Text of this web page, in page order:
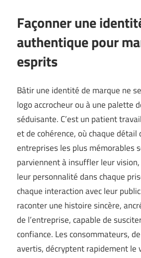
Façonner une
authentique pour
esprits
Bâtir une identité de marque ne
logo accrocheur ou à une palette
séduisante. C’est un patient
et de cohérence, où chaque détail
entreprises les plus mémorables
parviennent à insuffler leur
leur personnalité dans chaque
chaque interaction avec leur
raconter une histoire sincère,
de l’entreprise, capable de
confiance. Les consommateurs,
avertis, décryptent rapidement le